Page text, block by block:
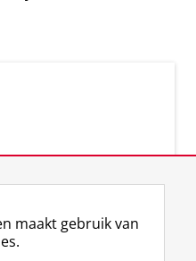
maakt gebruik van